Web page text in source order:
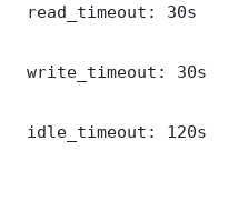
read_timeout: 30s
write_timeout: 30s
idle_timeout: 120s